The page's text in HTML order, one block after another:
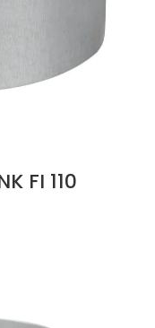
FI 110